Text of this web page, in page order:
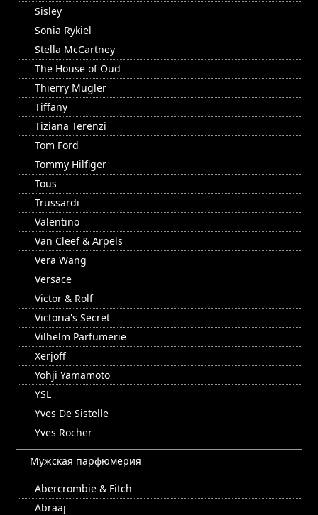
Sisley
Sonia Rykiel
Stella McCartney
The House of Oud
Thierry Mugler
Tiffany
Tiziana Terenzi
Tom Ford
Tommy Hilfiger
Tous
Trussardi
Valentino
Van Cleef & Arpels
Vera Wang
Versace
Victor & Rolf
Victoria's Secret
Vilhelm Parfumerie
Xerjoff
Yohji Yamamoto
YSL
Yves De Sistelle
Yves Rocher
Мужская парфюмерия
Abercrombie & Fitch
Abraaj